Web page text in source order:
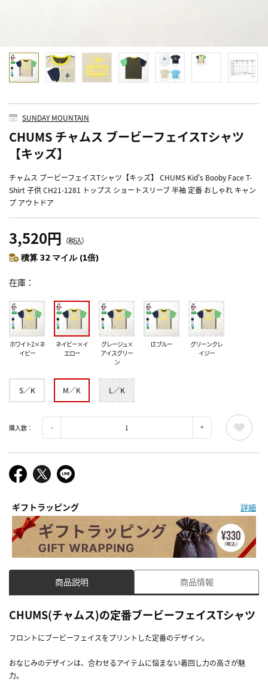
SUNDAY MOUNTAIN
CHUMS チャムス ブービーフェイスTシャツ
【キッズ】
チャムス ブービーフェイスTシャツ【キッズ】 CHUMS Kid's Booby Face T-
Shirt 子供 CH21-1281 トップス ショートスリーブ 半袖 定番 おしゃれ キャン
プ アウトドア
3,520円 （税込）
積算 32 マイル (1倍)
在庫
ホワイト2×ネ
イビー
ネイビー×イ
エロー
グレージュ×
アイスグリー
ン
LT.ブルー
グリーンクレ
イジー
S／K M／K L／K
購入数：
ギフトラッピング 詳細
商品説明 商品情報
CHUMS(チャムス)の定番ブービーフェイスTシャツ
フロントにブービーフェイスをプリントした定番のデザイン。
おなじみのデザインは、合わせるアイテムに悩まない着回し力の高さが魅
力。